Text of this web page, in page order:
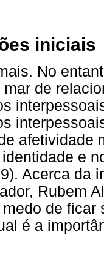
iniciais
No
de
afetividade
e
Acerca da
Rubem
de ficar
é a